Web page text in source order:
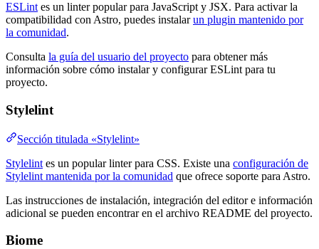
ESLint es un linter popular para JavaScript y JSX. Para activar la
compatibilidad con Astro, puedes instalarun plugin mantenido por
la comunidad.
Consulta la guía del usuario del proyecto para obtener más
información sobre cómo instalar y configurar ESLint para tu
proyecto.
Stylelint
Sección titulada «Stylelint»
Stylelint es un popular linter para CSS. Existe una configuración de
Stylelint mantenida por la comunidad que ofrece soporte para Astro.
Las instrucciones de instalación, integración del editor e información
adicional se pueden encontrar en el archivo README del proyecto.
Biome